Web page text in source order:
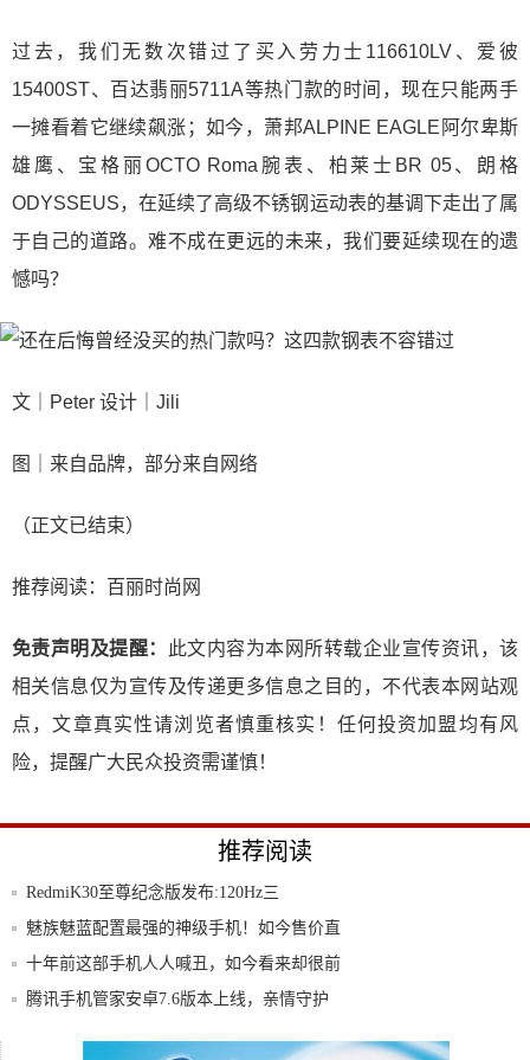
过去，我们无数次错过了买入劳力士116610LV、爱彼
15400ST、百达翡丽5711A等热门款的时间，现在只能两手
一摊看着它继续飙涨；如今，萧邦ALPINE EAGLE阿尔卑斯
雄鹰、宝格丽OCTO Roma腕表、柏莱士BR 05、朗格
ODYSSEUS，在延续了高级不锈钢运动表的基调下走出了属
于自己的道路。难不成在更远的未来，我们要延续现在的遗
憾吗？
文｜Peter 设计｜Jili
图｜来自品牌，部分来自网络
（正文已结束）
推荐阅读： 百丽时尚网
免责声明及提醒：
此文内容为本网所转载企业宣传资讯，该
相关信息仅为宣传及传递更多信息之目的，不代表本网站观
点，文章真实性请浏览者慎重核实！任何投资加盟均有风
险，提醒广大民众投资需谨慎！
推荐阅读
RedmiK30至尊纪念版发布:120Hz三
魅族魅蓝配置最强的神级手机！如今售价直
接跳水
十年前这部手机人人喊丑，如今看来却很前
卫，审
腾讯手机管家安卓7.6版本上线，亲情守护